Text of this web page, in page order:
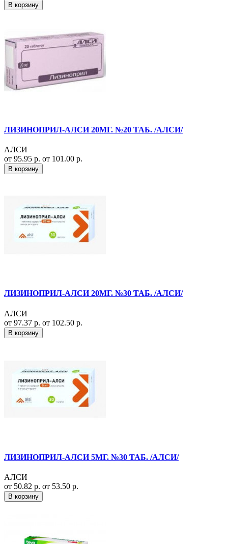
В корзину
ЛИЗИНОПРИЛ-АЛСИ 20МГ. №20 ТАБ. /АЛСИ/
АЛСИ
от 95.95 р. от 101.00 р.
В корзину
ЛИЗИНОПРИЛ-АЛСИ 20МГ. №30 ТАБ. /АЛСИ/
АЛСИ
от 97.37 р. от 102.50 р.
В корзину
ЛИЗИНОПРИЛ-АЛСИ 5МГ. №30 ТАБ. /АЛСИ/
АЛСИ
от 50.82 р. от 53.50 р.
В корзину